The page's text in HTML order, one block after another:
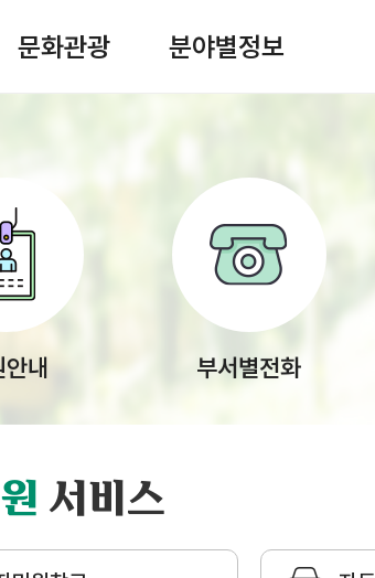
문화관광 분야별정보
안내 부서별전화
서비스